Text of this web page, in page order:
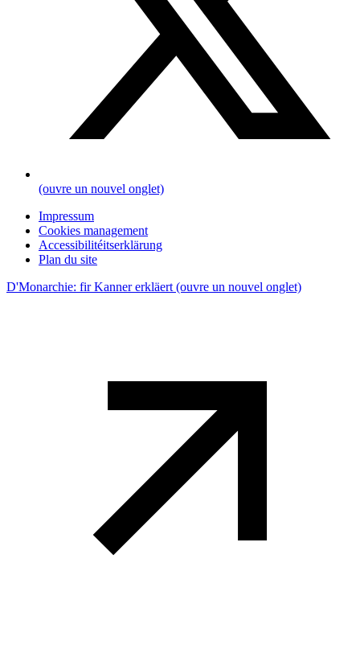
(ouvre un nouvel onglet)
Impressum
Cookies management
Accessibilitéitserklärung
Plan du site
D'Monarchie: fir Kanner erkläert (ouvre un nouvel onglet)